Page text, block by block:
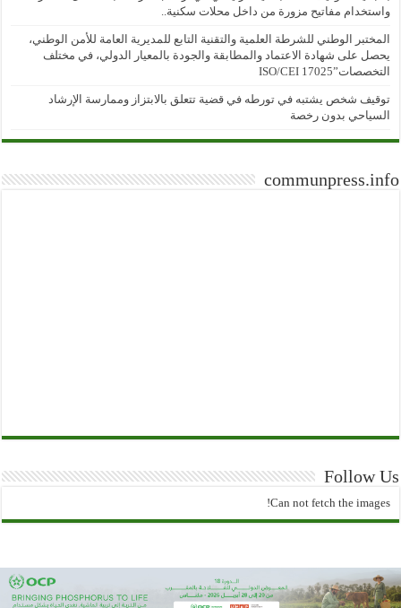
واستخدام مفاتيح مزورة من داخل محلات سكنية..
المختبر الوطني للشرطة العلمية والتقنية التابع للمديرية العامة للأمن الوطني،
يحصل على شهادة الاعتماد والمطابقة والجودة بالمعيار الدولي، في مختلف
التخصصات”ISO/CEI 17025
توقيف شخص يشتبه في تورطه في قضية تتعلق بالابتزاز وممارسة الإرشاد
السياحي بدون رخصة
communpress.info
Follow Us
Can not fetch the images!